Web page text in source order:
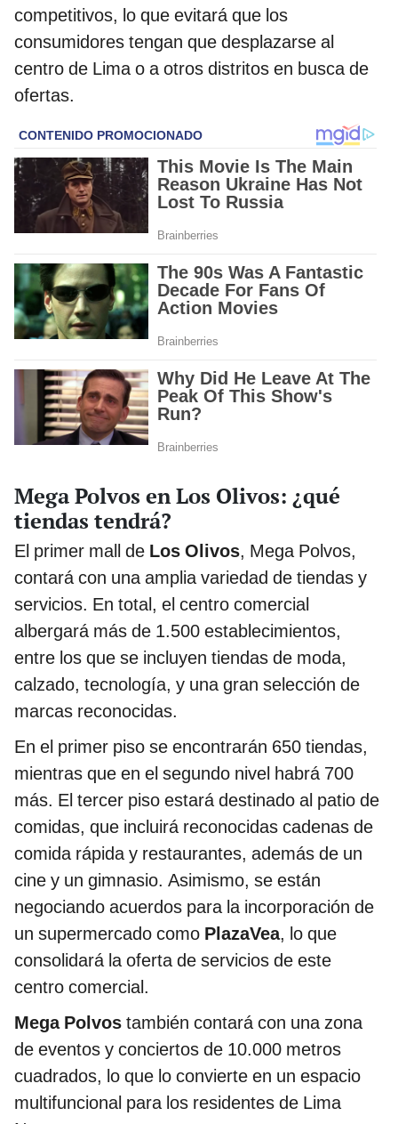
competitivos, lo que evitará que los
consumidores tengan que desplazarse al
centro de Lima o a otros distritos en busca de
ofertas.
Mega Polvos en Los Olivos: ¿qué
tiendas tendrá?
El primer mall de Los Olivos, Mega Polvos,
contará con una amplia variedad de tiendas y
servicios. En total, el centro comercial
albergará más de 1.500 establecimientos,
entre los que se incluyen tiendas de moda,
calzado, tecnología, y una gran selección de
marcas reconocidas.
En el primer piso se encontrarán 650 tiendas,
mientras que en el segundo nivel habrá 700
más. El tercer piso estará destinado al patio de
comidas, que incluirá reconocidas cadenas de
comida rápida y restaurantes, además de un
cine y un gimnasio. Asimismo, se están
negociando acuerdos para la incorporación de
un supermercado como PlazaVea, lo que
consolidará la oferta de servicios de este
centro comercial.
Mega Polvos también contará con una zona
de eventos y conciertos de 10.000 metros
cuadrados, lo que lo convierte en un espacio
multifuncional para los residentes de Lima